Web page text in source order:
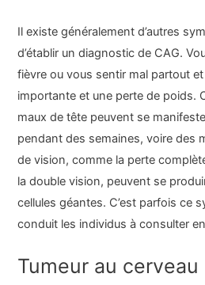
Il existe généralement d’autres
d’établir un diagnostic de CAG.
fièvre ou vous sentir mal partout
importante et une perte de poids.
maux de tête peuvent se
pendant des semaines, voire des
de vision, comme la perte
la double vision, peuvent se
cellules géantes. C’est parfois ce
conduit les individus à consulter
Tumeur au cerveau